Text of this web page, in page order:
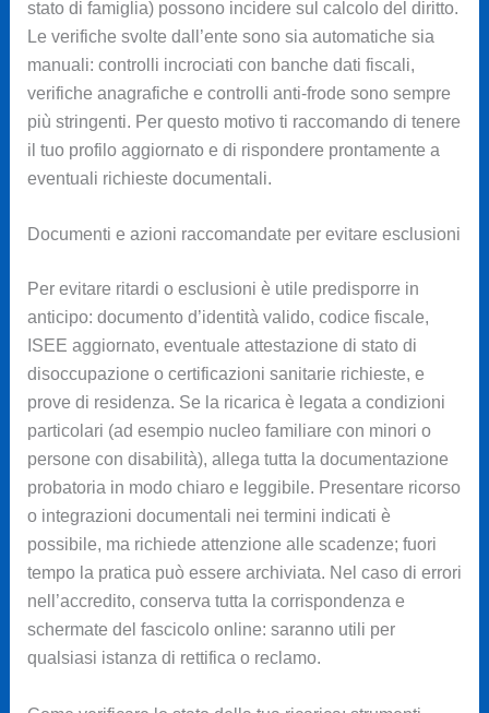
stato di famiglia) possono incidere sul calcolo del diritto.
Le verifiche svolte dall’ente sono sia automatiche sia
manuali: controlli incrociati con banche dati fiscali,
verifiche anagrafiche e controlli anti-frode sono sempre
più stringenti. Per questo motivo ti raccomando di tenere
il tuo profilo aggiornato e di rispondere prontamente a
eventuali richieste documentali.
Documenti e azioni raccomandate per evitare esclusioni
Per evitare ritardi o esclusioni è utile predisporre in
anticipo: documento d’identità valido, codice fiscale,
ISEE aggiornato, eventuale attestazione di stato di
disoccupazione o certificazioni sanitarie richieste, e
prove di residenza. Se la ricarica è legata a condizioni
particolari (ad esempio nucleo familiare con minori o
persone con disabilità), allega tutta la documentazione
probatoria in modo chiaro e leggibile. Presentare ricorso
o integrazioni documentali nei termini indicati è
possibile, ma richiede attenzione alle scadenze; fuori
tempo la pratica può essere archiviata. Nel caso di errori
nell’accredito, conserva tutta la corrispondenza e
schermate del fascicolo online: saranno utili per
qualsiasi istanza di rettifica o reclamo.